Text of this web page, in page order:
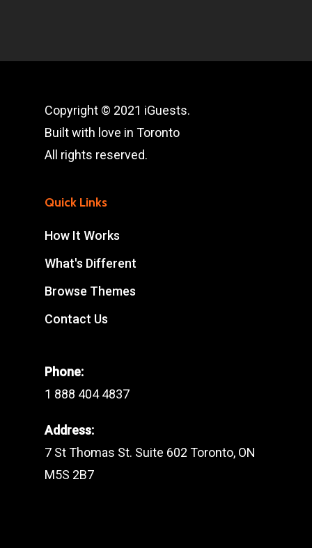
Copyright © 2021 iGuests.
Built with love in Toronto
All rights reserved.
Quick Links
How It Works
What's Different
Browse Themes
Contact Us
Phone:
1 888 404 4837
Address:
7 St Thomas St. Suite 602 Toronto, ON
M5S 2B7